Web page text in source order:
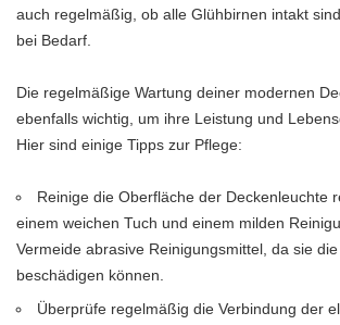
auch regelmäßig, ob alle Glühbirnen intakt
bei Bedarf.
Die regelmäßige Wartung deiner modernen
ebenfalls wichtig, um ihre Leistung und
Hier sind einige Tipps zur Pflege:
Reinige die Oberfläche der Deckenleuchte
einem weichen Tuch und einem milden
Vermeide abrasive Reinigungsmittel, da sie
beschädigen können.
Überprüfe regelmäßig die Verbindung der